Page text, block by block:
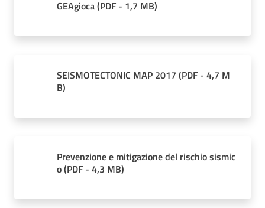
GEAgioca(PDF - 1,7 MB)
SEISMOTECTONIC MAP 2017 (PDF - 4,7 M
B)
Prevenzione e mitigazione del rischio sismic
o(PDF - 4,3 MB)